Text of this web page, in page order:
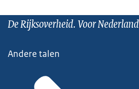
De Rijksoverheid. Voor Nederland
Andere talen